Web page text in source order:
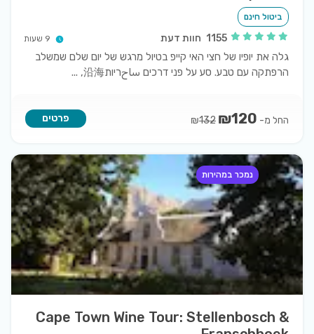
ביטול חינם
1155 חוות דעת 9 שעות
גלה את יופיו של חצי האי קייפ בטיול מרגש של יום שלם שמשלב
הרפתקה עם טבע. סע על פני דרכים ساحריות沿海,
...
החל מ- ₪120
132 פרטים
נמכר במהירות
Cape Town Wine Tour: Stellenbosch &